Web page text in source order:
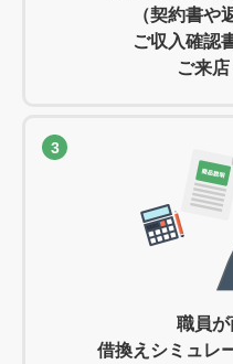
（契約書や
ご収入確認
ご来店
3
職員
借換えシミュレ